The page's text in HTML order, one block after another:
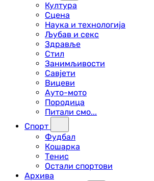
Култура
Сцена
Наука и технологија
Љубав и секс
Здравље
Стил
Занимљивости
Савјети
Вицеви
Ауто-мото
Породица
Питали смо...
Спорт
Фудбал
Кошарка
Тенис
Остали спортови
Архива